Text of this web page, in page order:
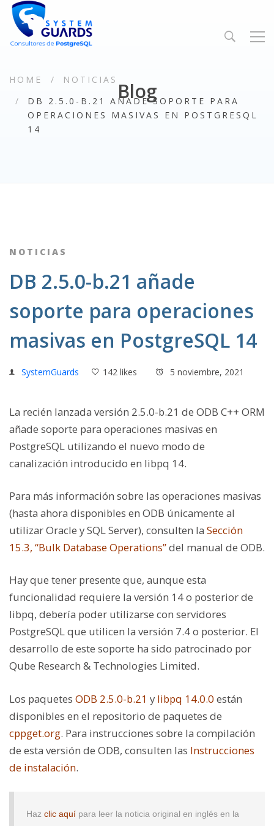
Blog
HOME
NOTICIAS
DB 2.5.0-B.21 AÑADE SOPORTE PARA
OPERACIONES MASIVAS EN POSTGRESQL
14
NOTICIAS
DB 2.5.0-b.21 añade
soporte para operaciones
masivas en PostgreSQL 14
SystemGuards 142 likes 5 noviembre, 2021
La recién lanzada versión 2.5.0-b.21 de ODB C++ ORM
añade soporte para operaciones masivas en
PostgreSQL utilizando el nuevo modo de
canalización introducido en libpq 14.
Para más información sobre las operaciones masivas
(hasta ahora disponibles en ODB únicamente al
utilizar Oracle y SQL Server), consulten la Sección
15.3, “Bulk Database Operations”del manual de ODB.
Hay que tener presente que, aunque esta
funcionalidad requiere la versión 14 o posterior de
libpq, debería poder utilizarse con servidores
PostgreSQL que utilicen la versión 7.4 o posterior. El
desarrollo de este soporte ha sido patrocinado por
Qube Research & Technologies Limited.
Los paquetes ODB 2.5.0-b.21 y libpq 14.0.0 están
disponibles en el repositorio de paquetes de
cppget.org. Para instrucciones sobre la compilación
de esta versión de ODB, consulten las Instrucciones
de instalación.
Haz clic aquí para leer la noticia original en inglés en la